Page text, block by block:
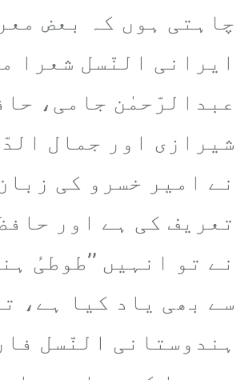
چاہتی ہوں کہ بعض
ایرانی النّسل شعرا
عبدالرّحمٰن جامی،
شیرازی اور جمال
نے امیر خسرو کی
تعریف کی ہے اور
نے تو انہیں ’’طوطیٔ
سے بھی یاد کیا ہے،
ہندوستانی النّسل